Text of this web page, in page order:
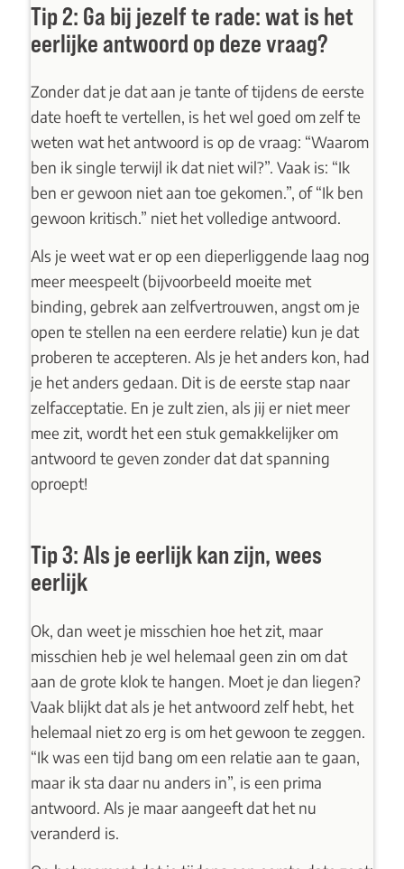
Tip 2: Ga bij jezelf te rade: wat is het
eerlijke antwoord op deze vraag?
Zonder dat je dat aan je tante of tijdens de eerste
date hoeft te vertellen, is het wel goed om zelf te
weten wat het antwoord is op de vraag: “Waarom
ben ik single terwijl ik dat niet wil?”. Vaak is: “Ik
ben er gewoon niet aan toe gekomen.”, of “Ik ben
gewoon kritisch.” niet het volledige antwoord.
Als je weet wat er op een dieperliggende laag nog
meer meespeelt (bijvoorbeeld moeite met
binding, gebrek aan zelfvertrouwen, angst om je
open te stellen na een eerdere relatie) kun je dat
proberen te accepteren. Als je het anders kon, had
je het anders gedaan. Dit is de eerste stap naar
zelfacceptatie. En je zult zien, als jij er niet meer
mee zit, wordt het een stuk gemakkelijker om
antwoord te geven zonder dat dat spanning
oproept!
Tip 3: Als je eerlijk kan zijn, wees
eerlijk
Ok, dan weet je misschien hoe het zit, maar
misschien heb je wel helemaal geen zin om dat
aan de grote klok te hangen. Moet je dan liegen?
Vaak blijkt dat als je het antwoord zelf hebt, het
helemaal niet zo erg is om het gewoon te zeggen.
“Ik was een tijd bang om een relatie aan te gaan,
maar ik sta daar nu anders in”, is een prima
antwoord. Als je maar aangeeft dat het nu
veranderd is.